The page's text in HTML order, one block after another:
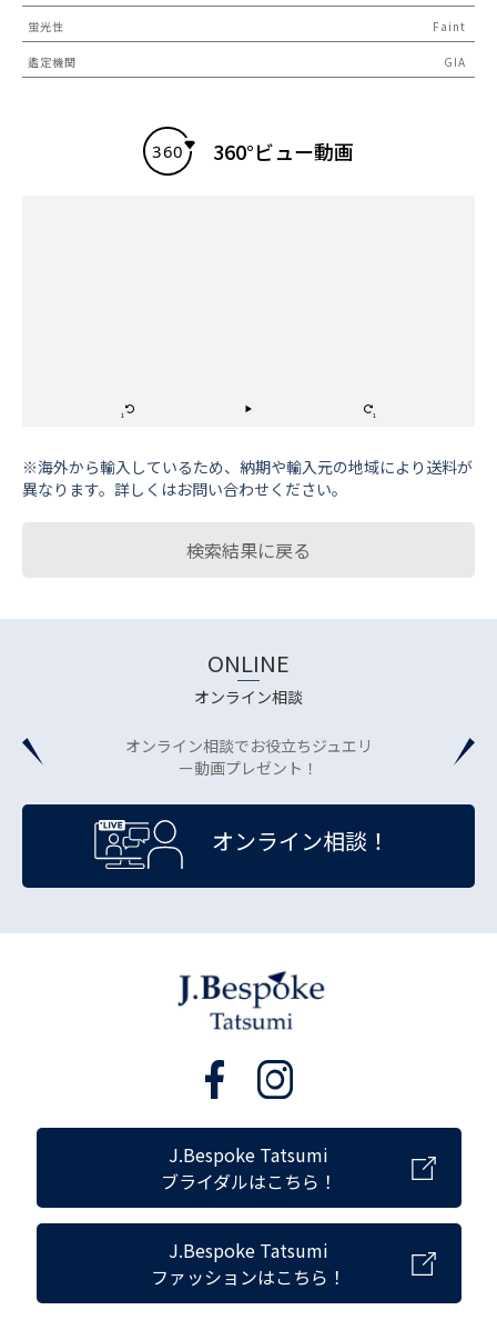
蛍光性 Faint
鑑定機関 GIA
360°ビュー動画
※海外から輸⼊しているため、納期や輸⼊元の地域により送料が
異なります。詳しくはお問い合わせください。
検索結果に戻る
ONLINE
オンライン相談
オンライン相談でお役立ちジュエリ
ー動画プレゼント！
オンライン相談！
J.Bespoke Tatsumi
ブライダルはこちら！
J.Bespoke Tatsumi
ファッションはこちら！